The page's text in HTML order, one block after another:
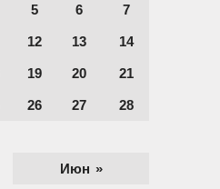
Июн »
5 6 7
12 13 14
19 20 21
26 27 28